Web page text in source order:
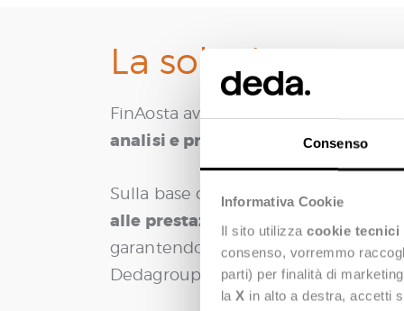
Consenso
Informativa Cookie
Il sito utilizza cookie tecnici
consenso, vorremmo
parti) per finalità di
la X in alto a destra, accetti
La soluzione
FinAosta aveva la necessità di
analisi e previsione
Sulla base delle esigenze espresse,
alle prestazioni energetiche degli
garantendo la georeferenziazione
Dedagroup per la gestione